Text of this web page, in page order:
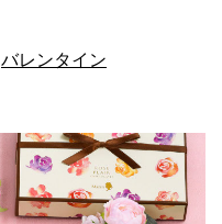
バレンタイン